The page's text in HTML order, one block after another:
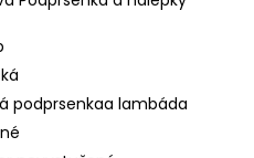
podprsenkaa lambáda